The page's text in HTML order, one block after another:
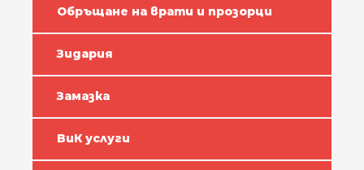
Обръщане на врати и прозорци
Зидария
Замазка
ВиК услуги